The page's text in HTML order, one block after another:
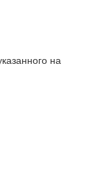
на